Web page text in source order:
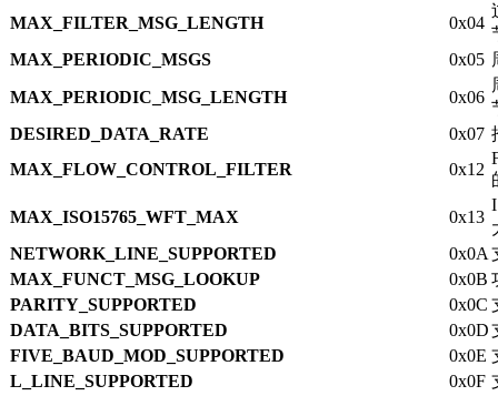
MAX_FILTER_MSG_LENGTH
0x04
MAX_PERIODIC_MSGS
0x05
MAX_PERIODIC_MSG_LENGTH
0x06
DESIRED_DATA_RATE
0x07
MAX_FLOW_CONTROL_FILTER
0x12
MAX_ISO15765_WFT_MAX
0x13
NETWORK_LINE_SUPPORTED
0x0A
MAX_FUNCT_MSG_LOOKUP
0x0B
PARITY_SUPPORTED
0x0C
DATA_BITS_SUPPORTED
0x0D
FIVE_BAUD_MOD_SUPPORTED
0x0E
L_LINE_SUPPORTED
0x0F